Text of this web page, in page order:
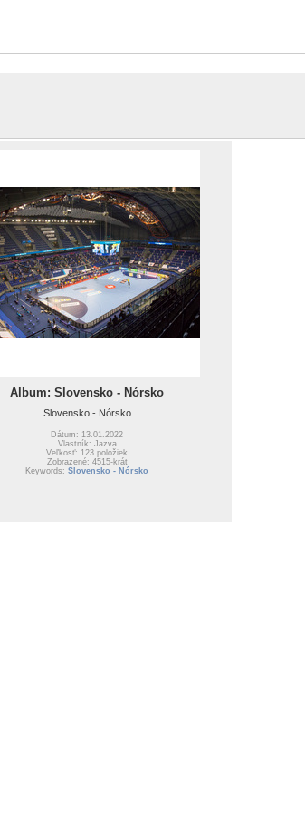
Album: Slovensko - Nórsko
Slovensko - Nórsko
Dátum: 13.01.2022
Vlastník: Jazva
Veľkosť: 123 položiek
Zobrazené: 4515-krát
Keywords: Slovensko - Nórsko